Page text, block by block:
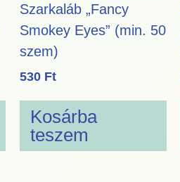
Szarkaláb „Fancy
Smokey Eyes” (min. 50
szem)
530 Ft
Kosárba
teszem